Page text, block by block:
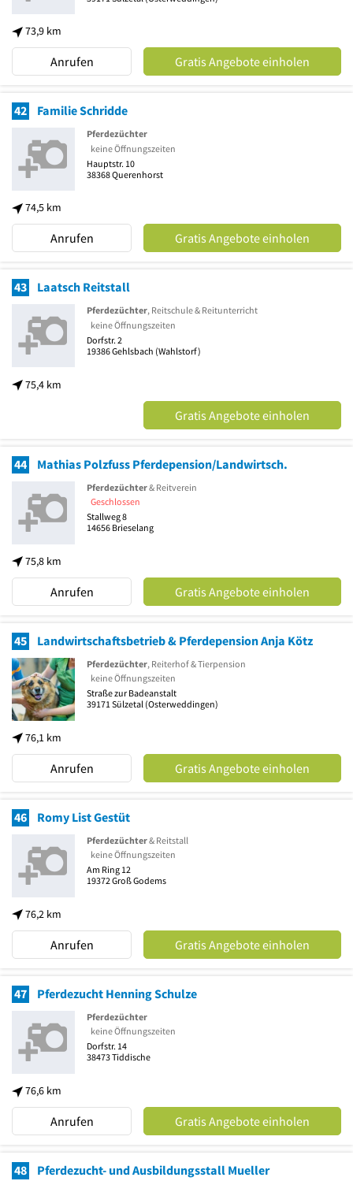
73,9 km
Anrufen Gratis Angebote einholen
42 Familie Schridde
74,5 km
Pferdezüchter
keine Öffnungszeiten
Hauptstr. 10
38368Querenhorst
Anrufen Gratis Angebote einholen
43 Laatsch Reitstall
75,4 km
Pferdezüchter, Reitschule & Reitunterricht
keine Öffnungszeiten
Dorfstr. 2
19386Gehlsbach (Wahlstorf)
Gratis Angebote einholen
44 Mathias Polzfuss Pferdepension/Landwirtsch.
75,8 km
Pferdezüchter& Reitverein
Geschlossen
Stallweg 8
14656 Brieselang
Anrufen Gratis Angebote einholen
45 Landwirtschaftsbetrieb & Pferdepension Anja Kötz
76,1 km
Pferdezüchter, Reiterhof & Tierpension
keine Öffnungszeiten
Straße zur Badeanstalt
39171Sülzetal (Osterweddingen)
Anrufen Gratis Angebote einholen
46 Romy List Gestüt
76,2 km
Pferdezüchter& Reitstall
keine Öffnungszeiten
Am Ring 12
19372Groß Godems
Anrufen Gratis Angebote einholen
47 Pferdezucht Henning Schulze
76,6 km
Pferdezüchter
keine Öffnungszeiten
Dorfstr. 14
38473Tiddische
Anrufen Gratis Angebote einholen
48 Pferdezucht- und Ausbildungsstall Mueller